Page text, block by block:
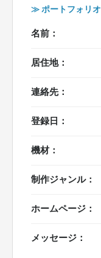
≫ ポートフォリオ
名前：
居住地：
連絡先：
登録日：
機材：
制作ジャンル：
ホームページ：
メッセージ：